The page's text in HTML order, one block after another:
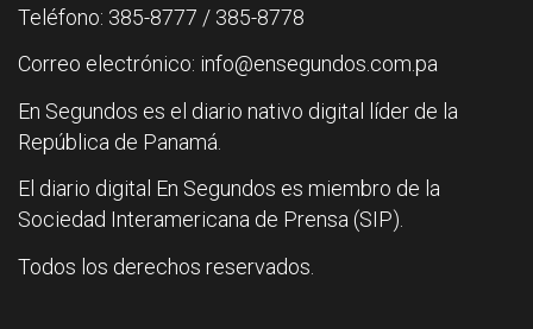
Teléfono: 385-8777 / 385-8778
Correo electrónico: info@ensegundos.com.pa
En Segundos es el diario nativo digital líder de la
República de Panamá.
El diario digital En Segundos es miembro de la
Sociedad Interamericana de Prensa (SIP).
Todos los derechos reservados.